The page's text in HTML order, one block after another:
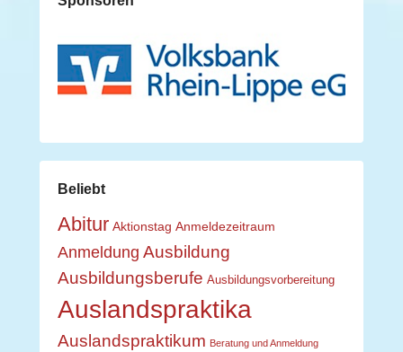
Beliebt
Abitur Aktionstag Anmeldezeitraum
Anmeldung Ausbildung
Ausbildungsberufe Ausbildungsvorbereitung
Auslandspraktika
Auslandspraktikum Beratung und Anmeldung